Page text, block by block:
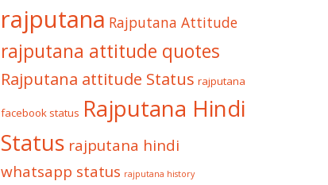
rajputana Rajputana Attitude
rajputana attitude quotes
Rajputana attitude Status rajputana
facebook status Rajputana Hindi
Status rajputana hindi
whatsapp status rajputana history